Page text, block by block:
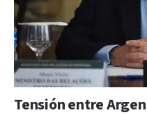
Tensión entre